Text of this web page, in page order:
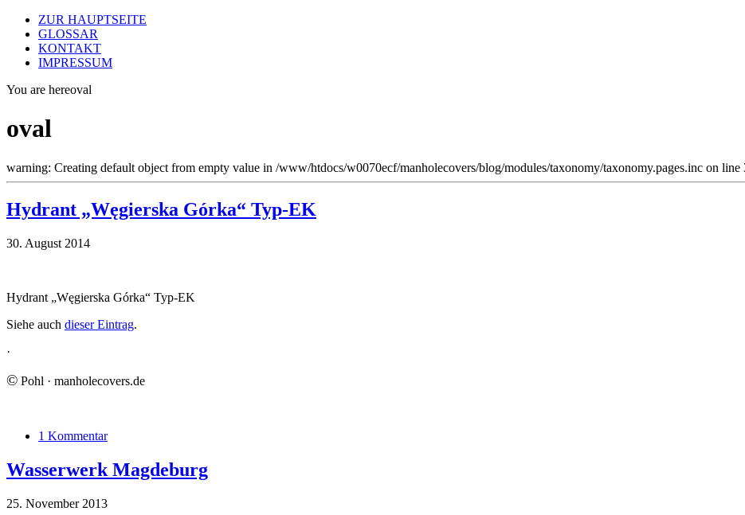
ZUR HAUPTSEITE
GLOSSAR
KONTAKT
IMPRESSUM
You are hereoval
oval
warning: Creating default object from empty value in /www/htdocs/w0070ecf/manholecovers/blog/modules/taxonomy/taxonomy.pages.inc on line
Hydrant „Węgierska Górka“ Typ-EK
30. August 2014
Hydrant „Węgierska Górka“ Typ-EK
Siehe auch dieser Eintrag.
·
© Pohl · manholecovers.de
1 Kommentar
Wasserwerk Magdeburg
25. November 2013